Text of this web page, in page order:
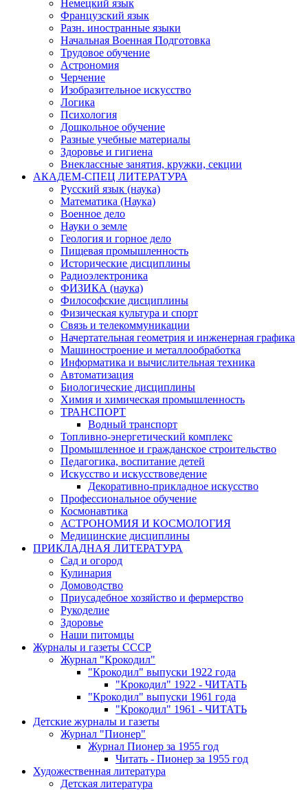
Немецкий язык
Французский язык
Разн. иностранные языки
Начальная Военная Подготовка
Трудовое обучение
Астрономия
Черчение
Изобразительное искусство
Логика
Психология
Дошкольное обучение
Разные учебные материалы
Здоровье и гигиена
Внеклассные занятия, кружки, секции
АКАДЕМ-СПЕЦ ЛИТЕРАТУРА
Русский язык (наука)
Математика (Наука)
Военное дело
Науки о земле
Геология и горное дело
Пищевая промышленность
Исторические дисциплины
Радиоэлектроника
ФИЗИКА (наука)
Философские дисциплины
Физическая культура и спорт
Связь и телекоммуникации
Начертательная геометрия и инженерная графика
Машиностроение и металлообработка
Информатика и вычислительная техника
Автоматизация
Биологические дисциплины
Химия и химическая промышленность
ТРАНСПОРТ
Водный транспорт
Топливно-энергетический комплекс
Промышленное и гражданское строительство
Педагогика, воспитание детей
Искусство и искусствоведение
Декоративно-прикладное искусство
Профессиональное обучение
Космонавтика
АСТРОНОМИЯ И КОСМОЛОГИЯ
Медицинские дисциплины
ПРИКЛАДНАЯ ЛИТЕРАТУРА
Сад и огород
Кулинария
Домоводство
Приусадебное хозяйство и фермерство
Рукоделие
Здоровье
Наши питомцы
Журналы и газеты СССР
Журнал "Крокодил"
"Крокодил" выпуски 1922 года
"Крокодил" 1922 - ЧИТАТЬ
"Крокодил" выпуски 1961 года
"Крокодил" 1961 - ЧИТАТЬ
Детские журналы и газеты
Журнал "Пионер"
Журнал Пионер за 1955 год
Читать - Пионер за 1955 год
Художественная литература
Детская литература